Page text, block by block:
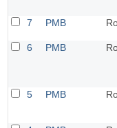
7 PMB
6 PMB
5 PMB